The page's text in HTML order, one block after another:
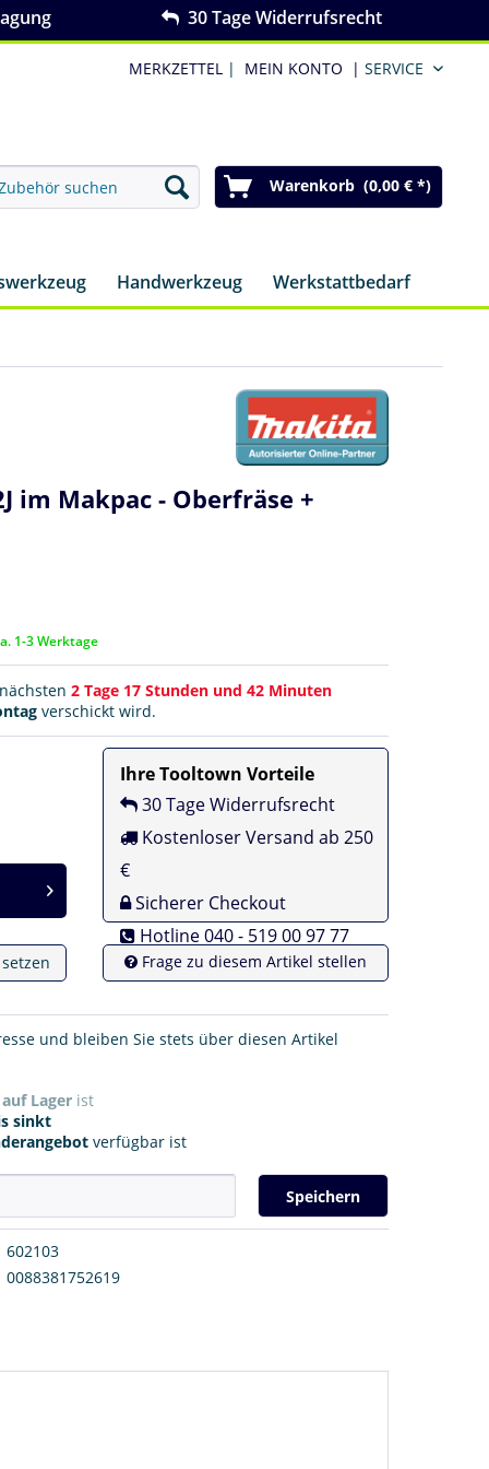
30 Tage Widerrufsrecht
MERKZETTEL | MEIN KONTO | SERVICE
Warenkorb (0,00 € *)
Handwerkzeug Werkstattbedarf
im Makpac - Oberfräse +
1-3 Werktage
2 Tage 17 Stunden und 42 Minuten
verschickt wird.
Ihre Tooltown Vorteile
30 Tage Widerrufsrecht
Kostenloser Versand ab 250
€
Sicherer Checkout
Hotline 040 - 519 00 97 77
Frage zu diesem Artikel stellen
und bleiben Sie stets über diesen Artikel
auf Lager ist
sinkt
verfügbar ist
Speichern
602103
0088381752619